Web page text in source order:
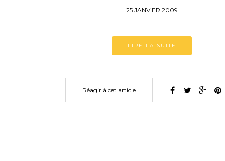
25 JANVIER 2009
LIRE LA SUITE
Réagir à cet article